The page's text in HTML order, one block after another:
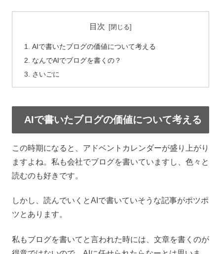
目次
AIで書いたブログの価値について考える
なんでAIでブログを書くの？
さいごに
AIで書いたブログの価値について考える
この時期になると、アドベントカレンダーが盛り上がり
ますよね。私も会社でブログを書いていますし、色々と
読むのも好きです。
しかし、読んでいくとAIで書いていそうな記事がポツポ
ツとあります。
私もブログを書いてと言われた時には、文章を書くのが